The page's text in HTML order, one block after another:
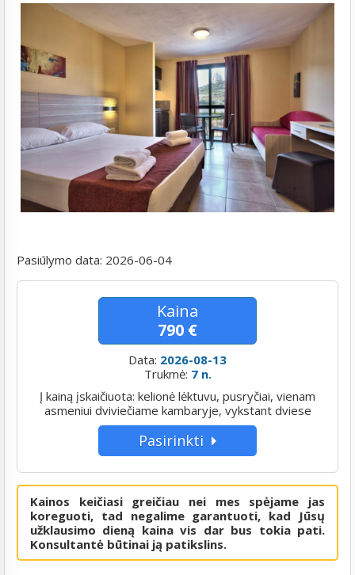
Pasiūlymo data: 2026-06-04
Kaina
790 €
Data: 2026-08-13
Trukmė: 7 n.
Į kainą įskaičiuota: kelionė lėktuvu, pusryčiai, vienam
asmeniui dviviečiame kambaryje, vykstant dviese
Pasirinkti
Kainos keičiasi greičiau nei mes spėjame jas
koreguoti, tad negalime garantuoti, kad Jūsų
užklausimo dieną kaina vis dar bus tokia pati.
Konsultantė būtinai ją patikslins.